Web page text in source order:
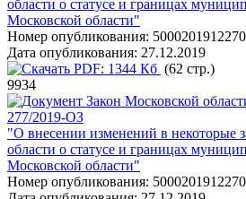
области о статусе и границах
Московской области"
Номер опубликования:
Дата опубликования: 27.12.2019
PDF: 1344 Кб (62 стр.)
9934
Закон Московской
277/2019-ОЗ
"О внесении изменений в некоторые
области о статусе и границах
Московской области"
Номер опубликования: